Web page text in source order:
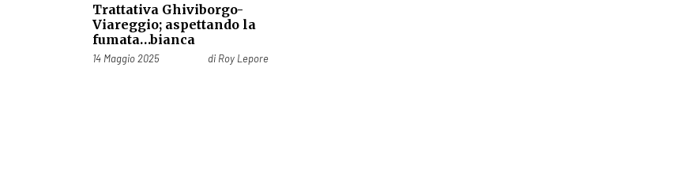
Trattativa Ghiviborgo-
Viareggio; aspettando la
fumata…bianca
Pubblicato il
14 Maggio 2025 di Roy Lepore